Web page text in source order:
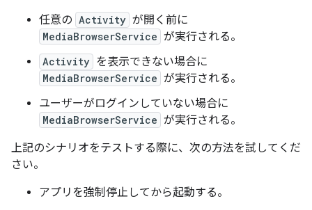
任意の Activity が開く前に
MediaBrowserService が実行される。
Activity を表示できない場合に
MediaBrowserService が実行される。
ユーザーがログインしていない場合に
MediaBrowserService が実行される。
上記のシナリオをテストする際に、次の方法を試してくだ
さい。
アプリを強制停止してから起動する。